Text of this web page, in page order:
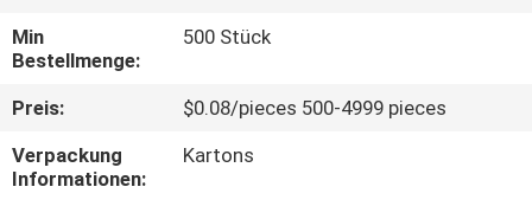
WERKSBESICHTIGUNG
QUALITÄTSKONTROLLE
Min
Bestellmenge:
500 Stück
Preis:
$0.08/pieces 500-4999 pieces
Verpackung
Informationen:
Kartons